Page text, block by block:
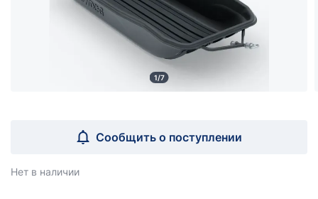
1/7
Сообщить о поступлении
Нет в наличии